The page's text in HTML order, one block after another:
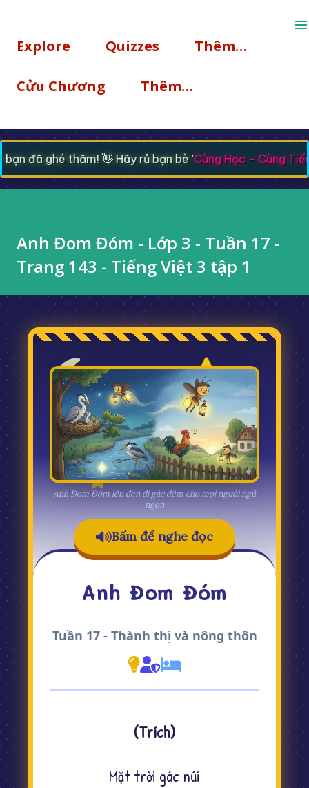
Explore Quizzes Thêm…
Cửu Chương Thêm…
đã ghé thăm! 👋 Hãy rủ bạn bè 'Cùng Học - Cùng Tiến'
Anh Đom Đóm - Lớp 3 - Tuần 17 -
Trang 143 - Tiếng Việt 3 tập 1
Anh Đom Đóm lên đèn đi gác đêm cho mọi người ngủ
ngon
Bấm để nghe đọc
Anh Đom Đóm
Tuần 17 - Thành thị và nông thôn
(Trích)
Mặt trời gác núi